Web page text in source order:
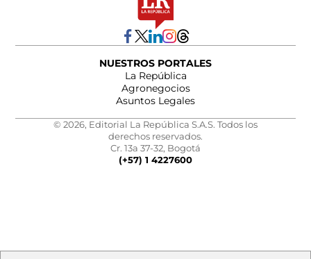
NUESTROS PORTALES
La República
Agronegocios
Asuntos Legales
© 2026, Editorial La República S.A.S. Todos los
derechos reservados.
Cr. 13a 37-32, Bogotá
(+57) 1 4227600